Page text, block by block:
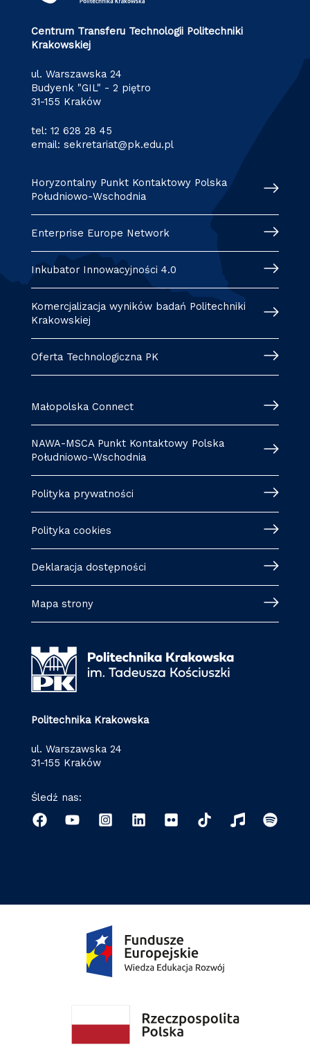
Centrum Transferu Technologii Politechniki
Krakowskiej
ul. Warszawska 24
Budyenk "GIL" - 2 piętro
31-155 Kraków
tel: 12 628 28 45
email: sekretariat@pk.edu.pl
Horyzontalny Punkt Kontaktowy Polska
Południowo-Wschodnia
Enterprise Europe Network
Inkubator Innowacyjności 4.0
Komercjalizacja wyników badań Politechniki
Krakowskiej
Oferta Technologiczna PK
Małopolska Connect
NAWA-MSCA Punkt Kontaktowy Polska
Południowo-Wschodnia
Polityka prywatności
Polityka cookies
Deklaracja dostępności
Mapa strony
Politechnika Krakowska
ul. Warszawska 24
31-155 Kraków
Śledź nas: